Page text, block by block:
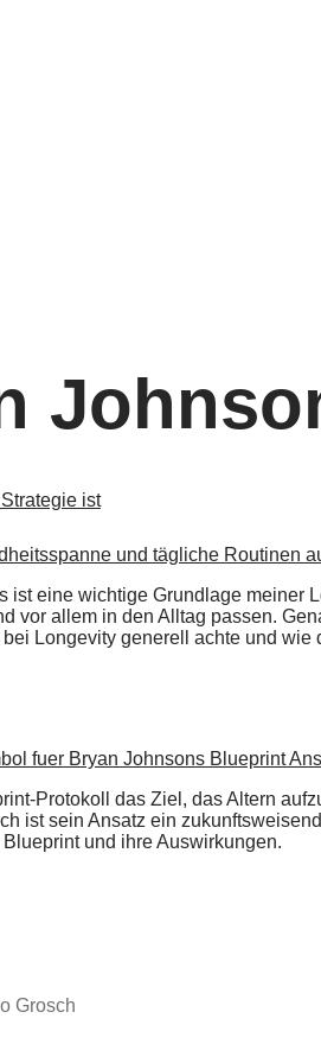
ist
ist eine wichtige Grundlage
allem in den Alltag passen.
Longevity generell achte und
Protokoll das Ziel, das Altern
ist sein Ansatz ein
und ihre Auswirkungen.
Grosch